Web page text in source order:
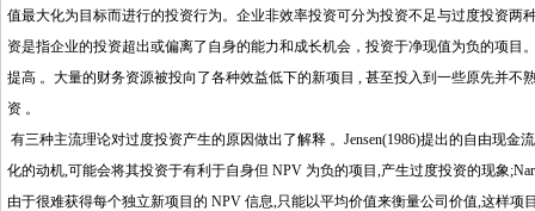
值最大化为目标而进行的投资行为。企业非效率投资可分为投资不足与过度投资
资是指企业的投资超出或偏离了自身的能力和成长机会，投资于净现值为负的项
提高 。大量的财务资源被投向了各种效益低下的新项目 , 甚至投入到一些原先并
资 。
有三种主流理论对过度投资产生的原因做出了解释 。Jensen(1986)提出的自由现
化的动机,可能会将其投资于有利于自身但 NPV 为负的项目,产生过度投资的现象
由于很难获得每个独立新项目的 NPV 信息,只能以平均价值来衡量公司价值,这样